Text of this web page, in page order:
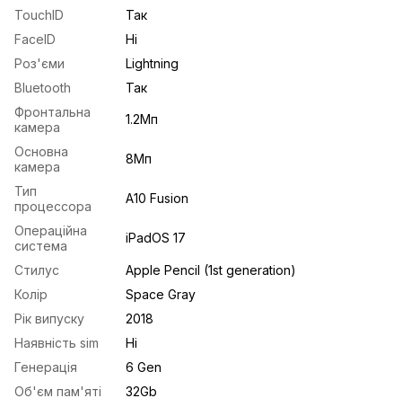
TouchID
Так
FaceID
Ні
Роз'єми
Lightning
Bluetooth
Так
Фронтальна
камера
1.2Мп
Основна
камера
8Mп
Тип
процессора
A10 Fusion
Операційна
система
iPadOS 17
Стилус
Apple Pencil (1st generation)
Колір
Space Gray
Рік випуску
2018
Наявність sim
Ні
Генерація
6 Gen
Об'єм пам'яті
32Gb